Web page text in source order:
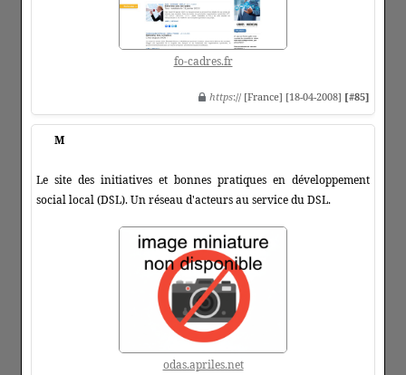
fo-cadres.fr
https:// [France] [18-04-2008] [#85]
M
Le site des initiatives et bonnes pratiques en développement
social local (DSL). Un réseau d'acteurs au service du DSL.
odas.apriles.net